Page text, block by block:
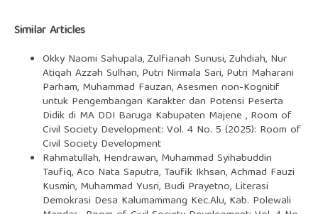
Similar Articles
Okky Naomi Sahupala, Zulfianah Sunusi, Zuhdiah, Nur
Atiqah Azzah Sulhan, Putri Nirmala Sari, Putri Maharani
Parham, Muhammad Fauzan,Asesmen non-Kognitif
untuk Pengembangan Karakter dan Potensi Peserta
Didik di MA DDI Baruga Kabupaten Majene, Room of
Civil Society Development: Vol. 4 No. 5 (2025): Room of
Civil Society Development
Rahmatullah, Hendrawan, Muhammad Syihabuddin
Taufiq, Aco Nata Saputra, Taufik Ikhsan, Achmad Fauzi
Kusmin, Muhammad Yusri, Budi Prayetno, Literasi
Demokrasi Desa Kalumammang Kec.Alu, Kab. Polewali